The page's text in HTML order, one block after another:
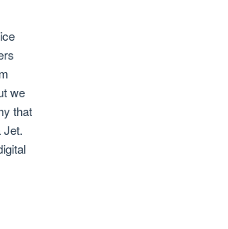
we
that
Jet.